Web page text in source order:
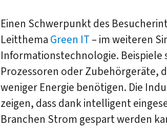
Einen Schwerpunkt des
Leitthema Green IT – im weiteren
Informationstechnologie.
Prozessoren oder Zubehörgeräte,
weniger Energie benötigen. Die
zeigen, dass dank intelligent
Branchen Strom gespart werden